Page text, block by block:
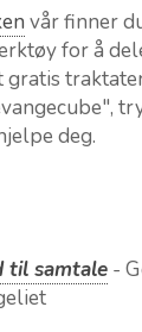
vår finner
for å
gratis
deg.
til samtale -